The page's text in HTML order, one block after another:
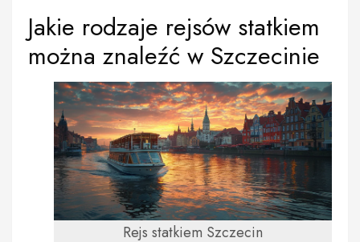
Jakie rodzaje rejsów statkiem
można znaleźć w Szczecinie
Rejs statkiem Szczecin